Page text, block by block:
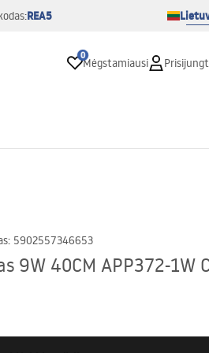
REA5
0
Mėgstamiausi
: 5902557346653
9W 40CM APP372-1W